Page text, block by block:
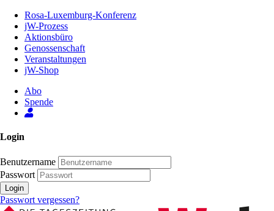
Inhalt
Seite
Rosa-Luxemburg-Konferenz
jW-Prozess
Aktionsbüro
Genossenschaft
Veranstaltungen
jW-Shop
Abo
Spende
Login
Benutzername
Passwort
Login
Passwort vergessen?